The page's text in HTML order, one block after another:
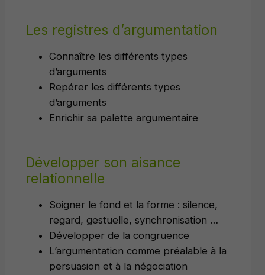
Les registres d’argumentation
Connaître les différents types
d’arguments
Repérer les différents types
d’arguments
Enrichir sa palette argumentaire
Développer son aisance
relationnelle
Soigner le fond et la forme : silence,
regard, gestuelle, synchronisation …
Développer de la congruence
L’argumentation comme préalable à la
persuasion et à la négociation